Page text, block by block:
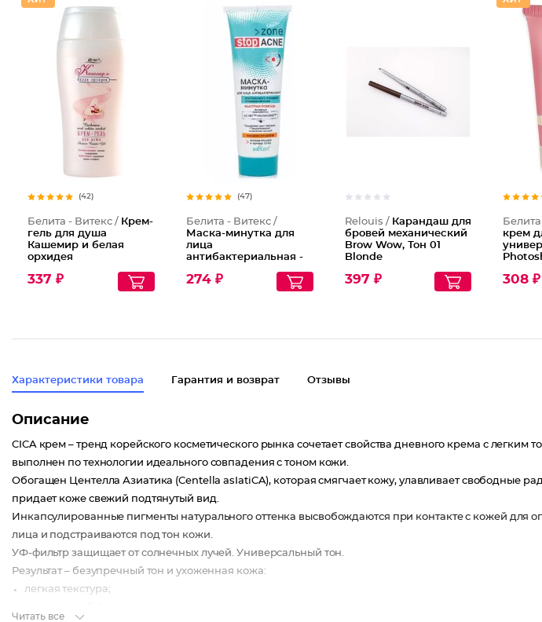
(42)
Белита - Витекс / Крем-
гель для душа
Кашемир и белая
орхидея
337 ₽
(47)
Белита - Витекс /
Маска-минутка для
лица
антибактериальная -
274 ₽
Relouis / Карандаш для
бровей механический
Brow Wow, Тон 01
Blonde
397 ₽
крем
308 ₽
Характеристики товара Гарантия и возврат Отзывы
Описание
CICA крем – тренд корейского косметического рынка сочетает свойства дневного крема с
выполнен по технологии идеального совпадения с тоном кожи.
Обогащен Центелла Азиатика (Centella asIatiCA), которая смягчает кожу, улавливает свободные
придает коже свежий подтянутый вид.
Инкапсулированные пигменты натурального оттенка высвобождаются при контакте с кожей для
лица и подстраиваются под тон кожи.
УФ-фильтр защищает от солнечных лучей. Универсальный тон.
Результат – безупречный тон и ухоженная кожа:
легкая текстура;
Читать все